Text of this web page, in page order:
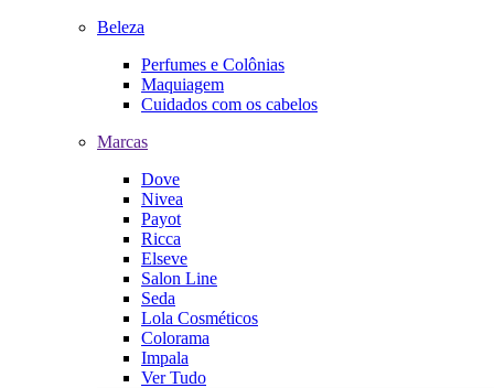
Beleza
Perfumes e Colônias
Maquiagem
Cuidados com os cabelos
Marcas
Dove
Nivea
Payot
Ricca
Elseve
Salon Line
Seda
Lola Cosméticos
Colorama
Impala
Ver Tudo